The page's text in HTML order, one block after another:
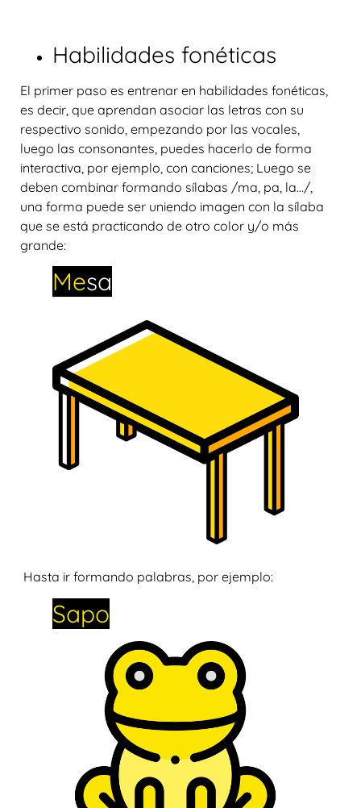
Habilidades fonéticas
El primer paso es entrenar en habilidades fonéticas,
es decir, que aprendan asociar las letras con su
respectivo sonido, empezando por las vocales,
luego las consonantes, puedes hacerlo de forma
interactiva, por ejemplo, con canciones; Luego se
deben combinar formando sílabas /ma, pa, la…/,
una forma puede ser uniendo imagen con la sílaba
que se está practicando de otro color y/o más
grande:
Mesa
Hasta ir formando palabras, por ejemplo:
Sapo